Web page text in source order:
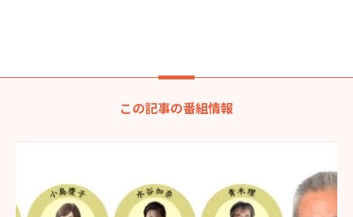
この記事の番組情報